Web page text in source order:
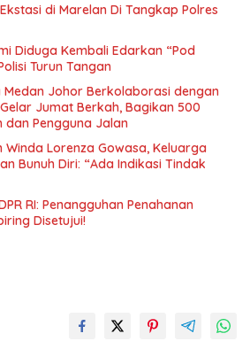
di Marelan Di Tangkap Polres
Diduga Kembali Edarkan “Pod
Turun Tangan
Medan Johor Berkolaborasi dengan
Jumat Berkah, Bagikan 500
Pengguna Jalan
Lorenza Gowasa, Keluarga
Bunuh Diri: “Ada Indikasi Tindak
RI: Penangguhan Penahanan
Disetujui!